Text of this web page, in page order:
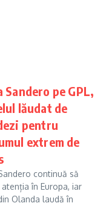
Sandero pe GPL,
lăudat de
pentru
extrem de
continuă să
în Europa, iar
Olanda laudă în